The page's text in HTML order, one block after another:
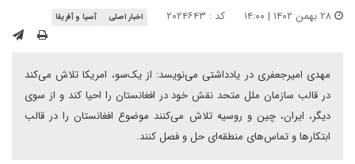
کد : ۲۰۲۴۶۴۳ اخبار اصلی آسیا و آفریقا
مهدی امیرجعفری در یادداشتی می‌نویسد: از یک‌سو، امریکا تلاش می‌کند
در قالب سازمان ملل متحد نقش خود در افغانستان را احیا کند و از سوی
دیگر، ایران، چین و روسیه تلاش می‌کنند موضوع افغانستان را در قالب
ابتکارها و تماس‌های منطقه‌ای حل و فصل کنند.